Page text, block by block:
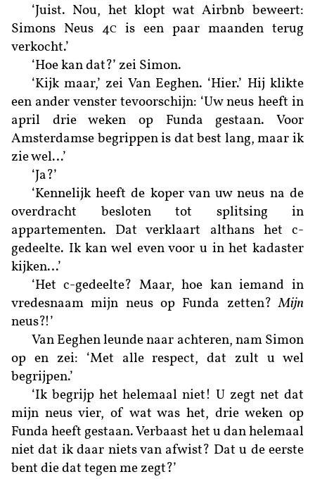
‘Juist. Nou, het klopt wat Airbnb beweert:
Simons Neus 4C
is een paar maanden terug
verkocht.’
‘Hoe kan dat?’ zei Simon.
‘Kijk maar,’ zei Van Eeghen. ‘Hier.’ Hij klikte
een ander venster tevoorschijn: ‘Uw neus heeft in
april drie weken op Funda gestaan. Voor
Amsterdamse begrippen is dat best lang, maar ik
zie wel…’
‘Ja?’
‘Kennelijk heeft de koper van uw neus na de
overdracht besloten tot splitsing in
appartementen. Dat verklaart althans het c-
gedeelte. Ik kan wel even voor u in het kadaster
kijken…’
‘Het c-gedeelte? Maar, hoe kan iemand in
vredesnaam mijn neus op Funda zetten? Mijn
neus?!’
Van Eeghen leunde naar achteren, nam Simon
op en zei: ‘Met alle respect, dat zult u wel
begrijpen.’
‘Ik begrijp het helemaal niet! U zegt net dat
mijn neus vier, of wat was het, drie weken op
Funda heeft gestaan. Verbaast het u dan helemaal
niet dat ik daar niets van afwist? Dat u de eerste
bent die dat tegen me zegt?’